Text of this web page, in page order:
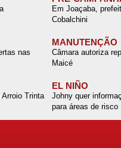
Em Joaçaba,
Cobalchini
nas
MANUTENÇÃO
Câmara autoriza
Maicé
Trinta
EL NIÑO
Johny quer
para áreas de risco